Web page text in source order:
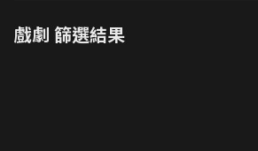
戲劇 篩選結果